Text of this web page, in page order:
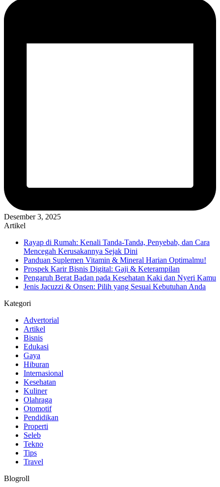
Desember 3, 2025
Artikel
Rayap di Rumah: Kenali Tanda-Tanda, Penyebab, dan Cara
Mencegah Kerusakannya Sejak Dini
Panduan Suplemen Vitamin & Mineral Harian Optimalmu!
Prospek Karir Bisnis Digital: Gaji & Keterampilan
Pengaruh Berat Badan pada Kesehatan Kaki dan Nyeri Kamu
Jenis Jacuzzi & Onsen: Pilih yang Sesuai Kebutuhan Anda
Kategori
Advertorial
Artikel
Bisnis
Edukasi
Gaya
Hiburan
Internasional
Kesehatan
Kuliner
Olahraga
Otomotif
Pendidikan
Properti
Seleb
Tekno
Tips
Travel
Blogroll